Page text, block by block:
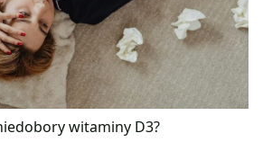
witaminy D3?